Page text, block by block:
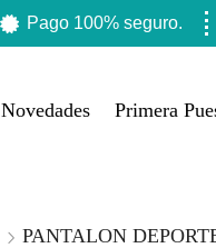
Pago 100% seguro.
Novedades Primera
PANTALON